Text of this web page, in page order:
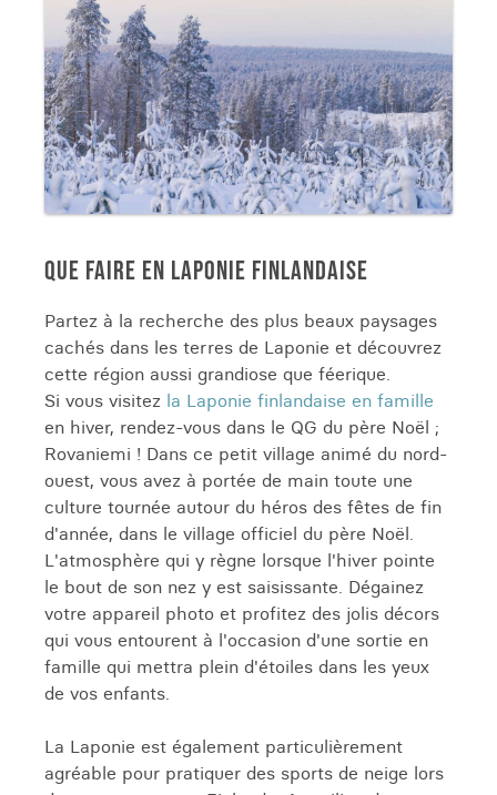
QUE FAIRE EN LAPONIE FINLANDAISE
Partez à la recherche des plus beaux paysages
cachés dans les terres de Laponie et découvrez
cette région aussi grandiose que féerique.
Si vous visitez la Laponie finlandaise en famille
en hiver, rendez-vous dans le QG du père Noël ;
Rovaniemi ! Dans ce petit village animé du nord-
ouest, vous avez à portée de main toute une
culture tournée autour du héros des fêtes de fin
d'année, dans le village officiel du père Noël.
L'atmosphère qui y règne lorsque l'hiver pointe
le bout de son nez y est saisissante. Dégainez
votre appareil photo et profitez des jolis décors
qui vous entourent à l'occasion d'une sortie en
famille qui mettra plein d'étoiles dans les yeux
de vos enfants.
La Laponie est également particulièrement
agréable pour pratiquer des sports de neige lors